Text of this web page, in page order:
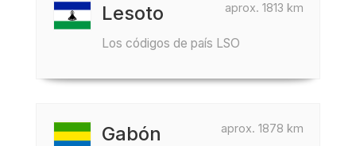
aprox. 1813 km
Lesoto
Los códigos de país LSO
aprox. 1878 km
Gabón